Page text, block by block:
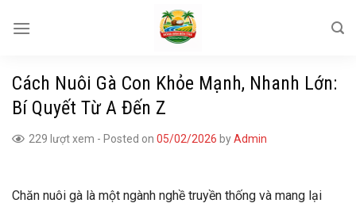
Cách Nuôi Gà Con Khỏe Mạnh, Nhanh Lớn:
Bí Quyết Từ A Đến Z
229 lượt xem - Posted on 05/02/2026 byAdmin
Chăn nuôi gà là một ngành nghề truyền thống và mang lại